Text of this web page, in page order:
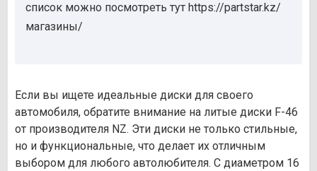
список можно посмотреть тут https://partstar.kz/
магазины/
Если вы ищете идеальные диски для своего
автомобиля, обратите внимание на литые диски F-46
от производителя NZ. Эти диски не только стильные,
но и функциональные, что делает их отличным
выбором для любого автолюбителя. С диаметром 16